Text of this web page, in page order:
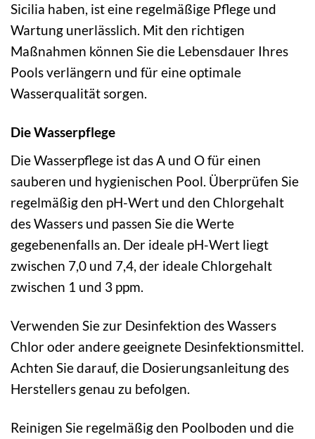
Sicilia haben, ist eine regelmäßige Pflege und
Wartung unerlässlich. Mit den richtigen
Maßnahmen können Sie die Lebensdauer Ihres
Pools verlängern und für eine optimale
Wasserqualität sorgen.
Die Wasserpflege
Die Wasserpflege ist das A und O für einen
sauberen und hygienischen Pool. Überprüfen Sie
regelmäßig den pH-Wert und den Chlorgehalt
des Wassers und passen Sie die Werte
gegebenenfalls an. Der ideale pH-Wert liegt
zwischen 7,0 und 7,4, der ideale Chlorgehalt
zwischen 1 und 3 ppm.
Verwenden Sie zur Desinfektion des Wassers
Chlor oder andere geeignete Desinfektionsmittel.
Achten Sie darauf, die Dosierungsanleitung des
Herstellers genau zu befolgen.
Reinigen Sie regelmäßig den Poolboden und die